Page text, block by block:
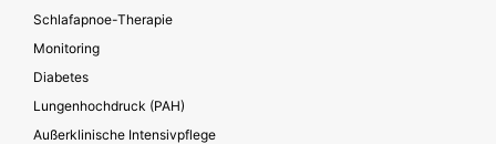
Schlafapnoe-Therapie
Monitoring
Diabetes
Lungenhochdruck (PAH)
Außerklinische Intensivpflege